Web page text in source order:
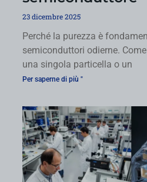
23 dicembre 2025
Perché la purezza è
semiconduttori odierne.
una singola particella o un
Per saperne di più "